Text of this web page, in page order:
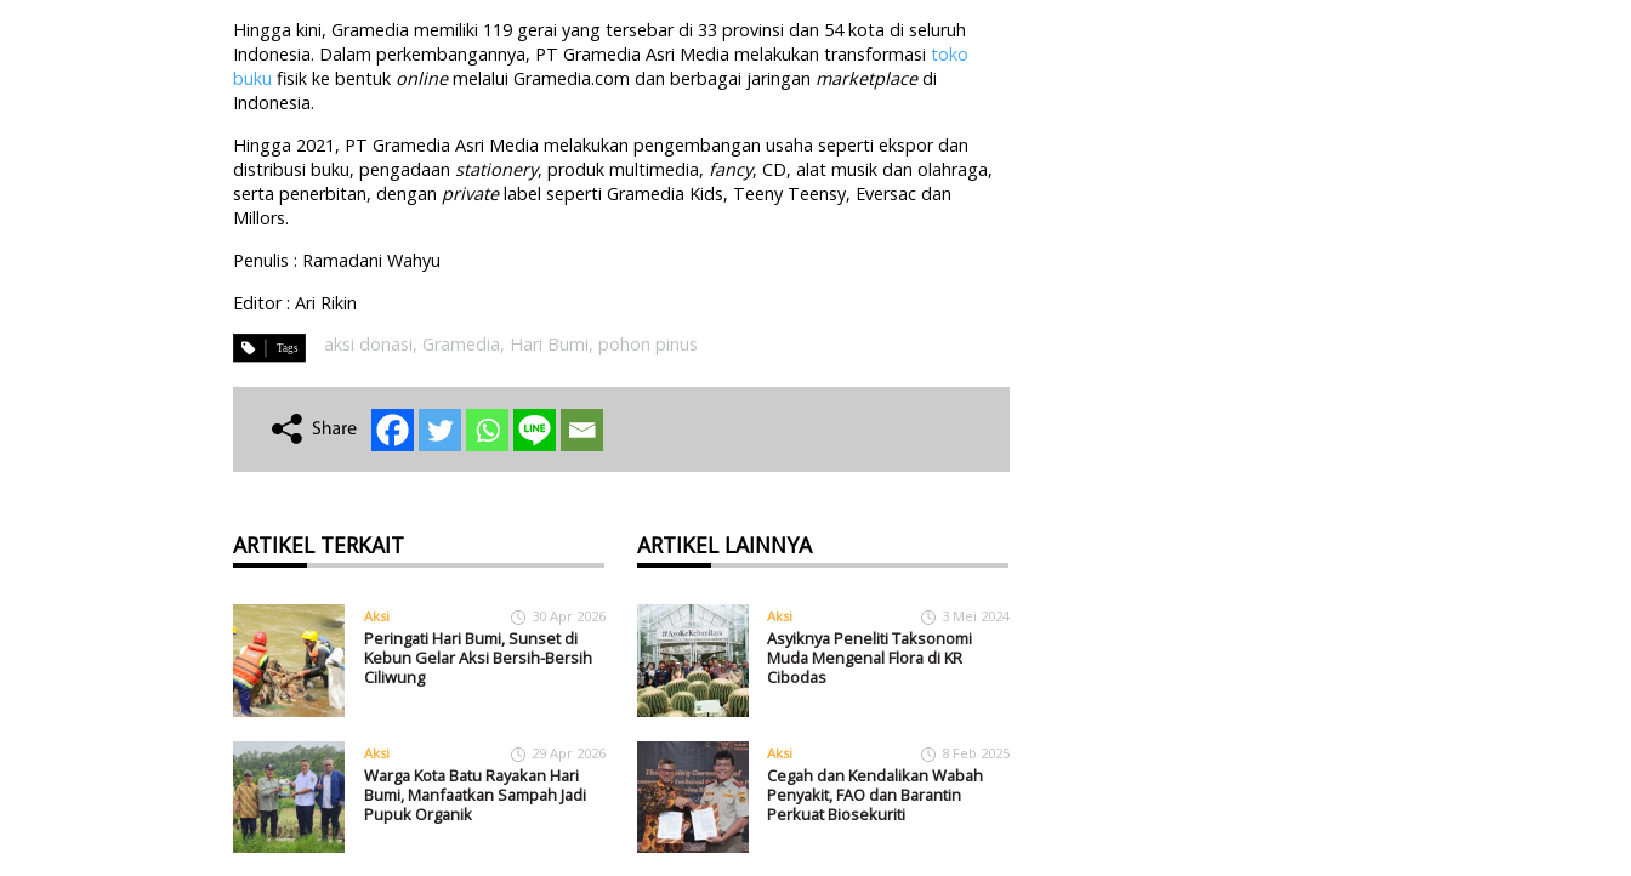
Hingga kini, Gramedia memiliki 119 gerai yang tersebar di 33 provinsi dan 54 kota di seluruh
Indonesia. Dalam perkembangannya, PT Gramedia Asri Media melakukan transformasi toko
buku fisik ke bentuk onlinemelalui Gramedia.com dan berbagai jaringan marketplacedi
Indonesia.
Hingga 2021, PT Gramedia Asri Media melakukan pengembangan usaha seperti ekspor dan
distribusi buku, pengadaan stationery, produk multimedia, fancy, CD, alat musik dan olahraga,
serta penerbitan, dengan privatelabel seperti Gramedia Kids, Teeny Teensy, Eversac dan
Millors.
Penulis : Ramadani Wahyu
Editor : Ari Rikin
aksi donasi, Gramedia, Hari Bumi, pohon pinus
ARTIKEL TERKAIT
Aksi 30 Apr 2026
Peringati Hari Bumi, Sunset di
Kebun Gelar Aksi Bersih-Bersih
Ciliwung
Aksi 29 Apr 2026
Warga Kota Batu Rayakan Hari
Bumi, Manfaatkan Sampah Jadi
Pupuk Organik
ARTIKEL LAINNYA
Aksi 3 Mei 2024
Asyiknya Peneliti Taksonomi
Muda Mengenal Flora di KR
Cibodas
Aksi 8 Feb 2025
Cegah dan Kendalikan Wabah
Penyakit, FAO dan Barantin
Perkuat Biosekuriti